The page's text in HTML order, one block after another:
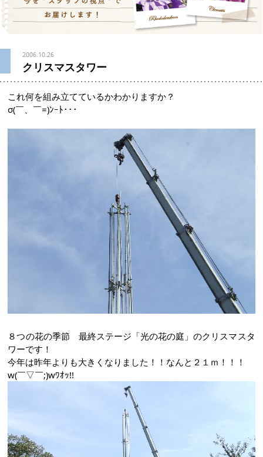
2006.10.26
クリスマスタワー
これ何を組み立てているかわかりますか？
σ(￣、￣=)ﾝｰﾄ･･･
８つの花の季節 最終ステージ「光の花の庭」のクリスマスタ
ワーです！
今年は昨年よりも大きくなりました！！なんと２１ｍ！！！
w(￣▽￣;)wﾜｵｯ!!